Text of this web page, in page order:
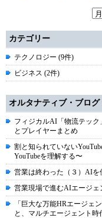
カテゴリー
テクノロジー (9件)
ビジネス (2件)
オルタナティブ・ブログ
フィジカルAI「物流テッ
とプレイヤーまとめ
割と知られていない
YouTubeを理解する〜
営業は終わった（３）AI
営業現場で進むAIエージ
「巨大な万能HRエージェ
と、マルチエージェント時